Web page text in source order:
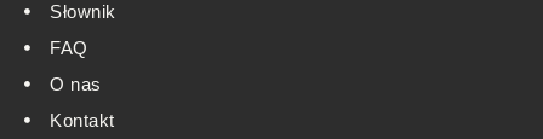
Słownik
FAQ
O nas
Kontakt